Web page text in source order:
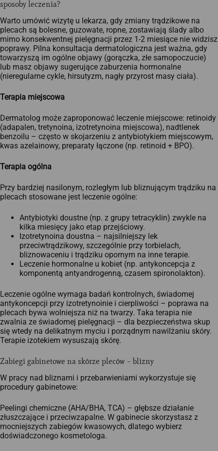
sposoby leczenia?
Warto umówić wizytę u lekarza, gdy zmiany trądzikowe na
plecach są bolesne, guzowate, ropne, zostawiają ślady albo
mimo konsekwentnej pielęgnacji przez 1-2 miesiące nie widzisz
poprawy. Pilna konsultacja dermatologiczna jest ważna, gdy
towarzyszą im ogólne objawy (gorączka, złe samopoczucie)
lub masz objawy sugerujące zaburzenia hormonalne
(nieregularne cykle, hirsutyzm, nagły przyrost masy ciała).
Terapia miejscowa
Dermatolog może zaproponować leczenie miejscowe: retinoidy
(adapalen, tretynoina, izotretynoina miejscowa), nadtlenek
benzoilu – często w skojarzeniu z antybiotykiem miejscowym,
kwas azelainowy, preparaty łączone (np. retinoid + BPO).
Terapia ogólna
Przy bardziej nasilonym, rozległym lub bliznującym trądziku na
plecach stosowane jest leczenie ogólne:
Antybiotyki doustne (np. z grupy tetracyklin) zwykle na
kilka miesięcy jako etap przejściowy.
Izotretynoina doustna – najsilniejszy lek
przeciwtrądzikowy, szczególnie przy torbielach,
bliznowaceniu i trądziku opornym na inne terapie.
Leczenie hormonalne u kobiet (np. antykoncepcja z
komponentą antyandrogenną, czasem spironolakton).
Leczenie ogólne wymaga badań kontrolnych, świadomej
antykoncepcji przy izotretynoinie i cierpliwości – poprawa na
plecach bywa wolniejsza niż na twarzy. Taka terapia nie
zwalnia ze świadomej pielęgnacji – dla bezpieczeństwa skup
się wtedy na delikatnym myciu i porządnym nawilżaniu skóry.
Terapie izotekiem wysuszają skórę.
Zabiegi gabinetowe na skórze pleców – blizny
W pracy nad bliznami i przebarwieniami wykorzystuje się
procedury gabinetowe:
Peelingi chemiczne (AHA/BHA, TCA) – głębsze działanie
złuszczające i przeciwzapalne. W gabinecie skorzystasz z
mocniejszych zabiegów kwasowych, dlatego wybierz
doświadczonego kosmetologa.